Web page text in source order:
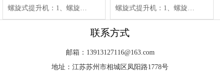
螺旋式提升机：1、螺旋提升机是通过改变势能进行运输的大型机械设备。螺旋提升机由运行··· 螺旋式提升机：1、螺旋提升机是通过改变势能进行运输的大型机械设备。螺旋提升机由运行···
联系方式
邮箱：13913127116@163.com
地址：江苏苏州市相城区凤阳路1778号